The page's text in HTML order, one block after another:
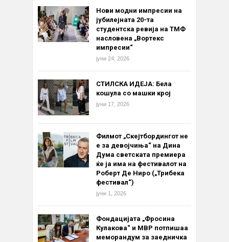
Нови модни импресии на
јубилејната 20-та
студентска ревија на ТМФ
насловена „Вортекс
импресии“
јуни 24, 2026
СТИЛСКА ИДЕЈА: Бела
кошула со машки крој
јуни 17, 2026
Филмот „Скејтбордингот не
е за девојчиња“ на Дина
Дума светската премиера
ќе ја има на фестивалот на
Роберт Де Ниро („Трибека
фестивал“)
јуни 1, 2026
Фондацијата „Фросина
Кулакова“ и МВР потпишаа
меморандум за заедничка